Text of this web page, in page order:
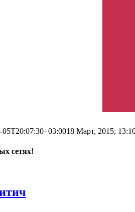
05T20:07:30+03:0018 Март, 2015,
сетях!